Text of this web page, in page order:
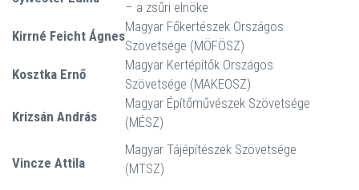
– a zsűri elnöke
Kirrné Feicht Ágnes
Magyar Főkertészek Országos
Szövetsége (MÖFÖSZ)
Kosztka Ernő
Magyar Kertépítők Országos
Szövetsége (MAKEOSZ)
Krizsán András
Magyar Építőművészek Szövetsége
(MÉSZ)
Vincze Attila
Magyar Tájépítészek Szövetsége
(MTSZ)